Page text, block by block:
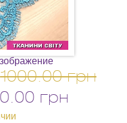
1000.00 грн
грн